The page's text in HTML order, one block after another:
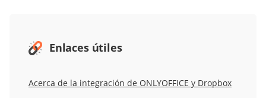
Enlaces útiles
Acerca de la integración de ONLYOFFICE y Dropbox